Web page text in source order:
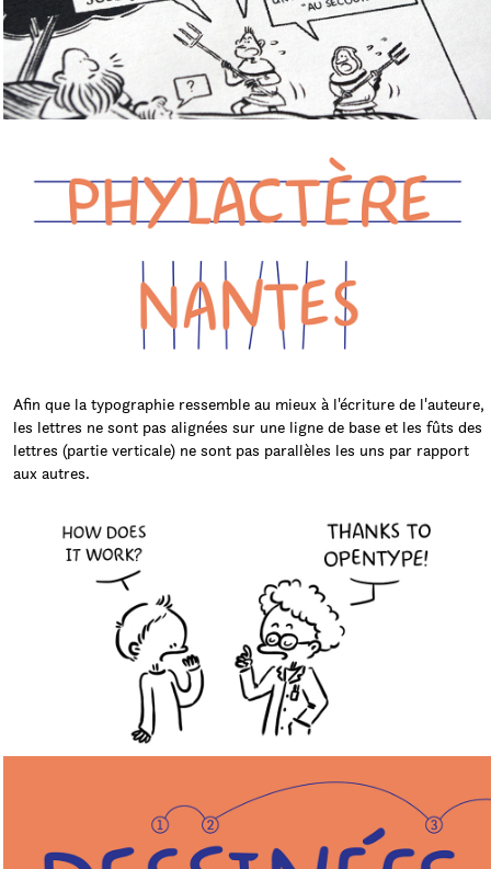
Afin que la typographie ressemble au mieux à l'écriture de l'auteure,
les lettres ne sont pas alignées sur une ligne de base et les fûts des
lettres (partie verticale) ne sont pas parallèles les uns par rapport
aux autres.